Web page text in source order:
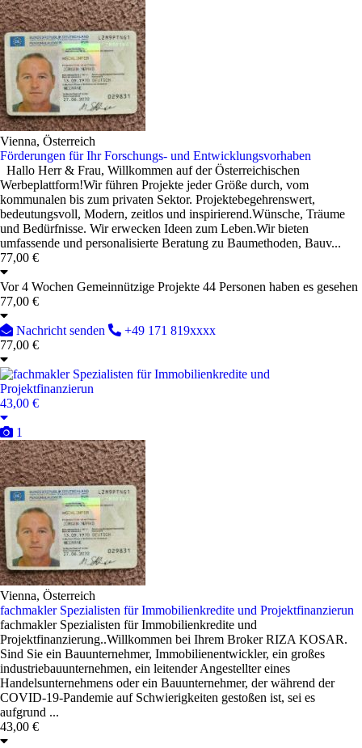
Vienna, Österreich
Förderungen für Ihr Forschungs- und Entwicklungsvorhaben
Hallo Herr & Frau, Willkommen auf der Österreichischen
Werbeplattform!Wir führen Projekte jeder Größe durch, vom
kommunalen bis zum privaten Sektor. Projektebegehrenswert,
bedeutungsvoll, Modern, zeitlos und inspirierend.Wünsche, Träume
und Bedürfnisse. Wir erwecken Ideen zum Leben.Wir bieten
umfassende und personalisierte Beratung zu Baumethoden, Bauv...
77,00 €
Vor 4 Wochen Gemeinnützige Projekte 44 Personen haben es gesehen
77,00 €
Nachricht senden
+49 171 819xxxx
77,00 €
43,00 €
1
Vienna, Österreich
fachmakler Spezialisten für Immobilienkredite und Projektfinanzierun
fachmakler Spezialisten für Immobilienkredite und
Projektfinanzierung..Willkommen bei Ihrem Broker RIZA KOSAR.
Sind Sie ein Bauunternehmer, Immobilienentwickler, ein großes
industriebauunternehmen, ein leitender Angestellter eines
Handelsunternehmens oder ein Bauunternehmer, der während der
COVID-19-Pandemie auf Schwierigkeiten gestoßen ist, sei es
aufgrund ...
43,00 €